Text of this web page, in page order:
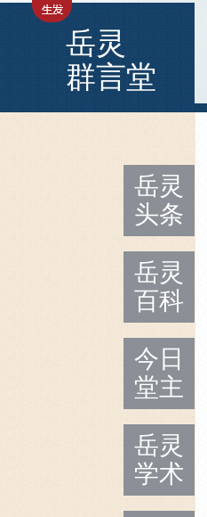
岳灵
群言堂
岳灵
头条
岳灵
百科
今日
堂主
岳灵
学术